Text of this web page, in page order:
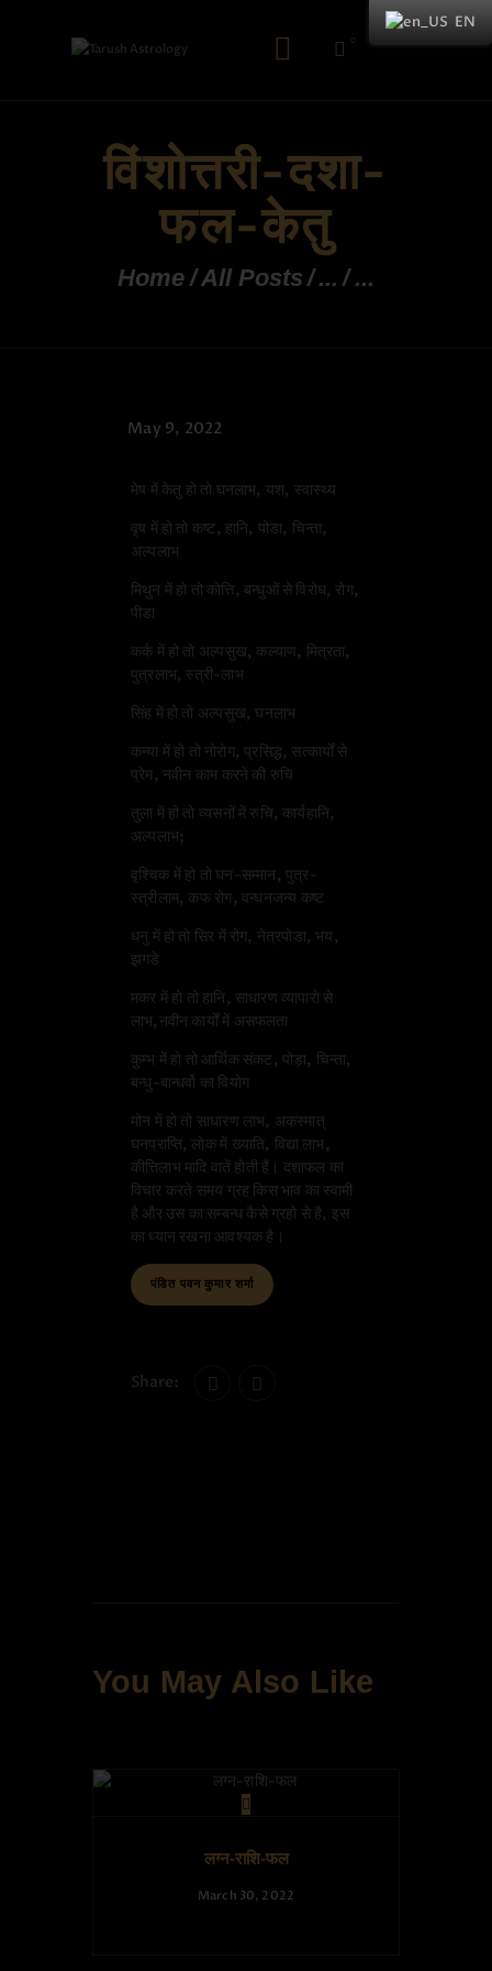
विंशोत्तरी-दशा-
फल-केतु
Home All Posts ... ...
May 9, 2022
मेष में केतु हो तो घनलाभ, यश, स्वास्थ्य
वृष में हो तो कष्ट, हानि, पोडा, चिन्ता,
अल्पलाभ
मिथुन में हो तो कोत्ति, बन्धुओं से विरोध, रोग,
पीडा
कर्क में हो तो अल्पसुख, कल्याण, मित्रता,
पुत्रलाभ, स्त्री-लाभ
सिंह में हो तो अल्पसुख, घनलाभ
कन्या में हो तो नोरोग, प्रसिद्ध, सत्कार्यों से
प्रेम, नवीन काम करने की रुचि
तुला में हो तो व्यसनों में रुचि, कार्यहानि,
अल्पलाभ;
वृश्चिक में हो तो घन-सम्मान, पुत्र-
स्त्रीलाम, कफ रोग, वन्धनजन्य कष्ट
धनु में हो तो सिर में रोग, नेत्रपोडा, भय,
झगडे
मकर में हो तो हानि, साधारण व्यापारो से
लाभ,नवीन कार्यों में असफलता
कुम्भ में हो तो आर्थिक संकट, पोड़ा, चिन्ता,
बन्धु-बान्धर्वो का वियोग
मोन में हो तो साधारण लाभ, अकस्मात्
घनप्राप्ति, लोक में ख्याति, विद्या लाभ,
कीत्तिलाभ मादि वातें होती हैं। दशाफल का
विचार करते समय ग्रह किस भाव का स्वामी
है और उस का सम्बन्ध कैसे ग्रहो से है, इस
का ध्यान रखना आवश्यक है।
पंडित पवन कुमार शर्मा
Share:
You May Also Like
लग्न-राशि-फल
March 30, 2022
EN